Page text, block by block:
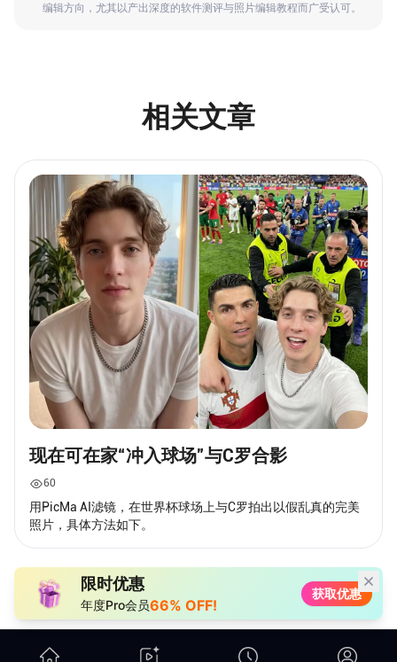
编辑方向，尤其以产出深度的软件测评与照片编辑教程而广受认可。
相关文章
现在可在家“冲入球场”与C罗合影
60
用PicMa AI滤镜，在世界杯球场上与C罗拍出以假乱真的完美
照片，具体方法如下。
限时优惠
年度Pro会员66% OFF!
获取优惠